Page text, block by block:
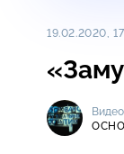
19.02.2020,